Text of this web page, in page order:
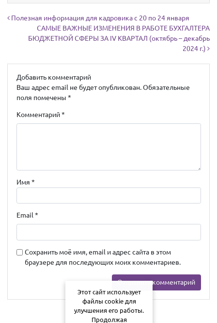
Навигация по записям
Полезная информация для кадровика с 20 по 24 января
САМЫЕ ВАЖНЫЕ ИЗМЕНЕНИЯ В РАБОТЕ БУХГАЛТЕРА
БЮДЖЕТНОЙ СФЕРЫ ЗА IV КВАРТАЛ (октябрь – декабрь
2024 г.)
Добавить комментарий
Ваш адрес email не будет опубликован. Обязательные
поля помечены *
Комментарий*
Имя *
Email*
Сохранить моё имя, email и адрес сайта в этом
браузере для последующих моих комментариев.
Этот сайт использует
файлы cookie для
улучшения его работы.
Продолжая